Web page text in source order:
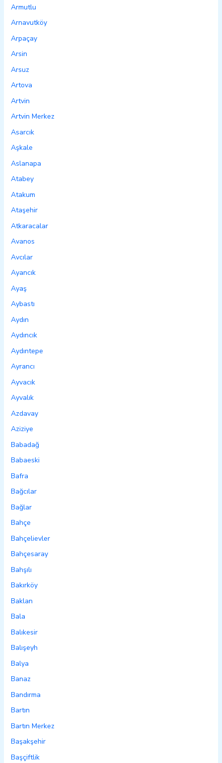
Armutlu
Arnavutköy
Arpaçay
Arsin
Arsuz
Artova
Artvin
Artvin Merkez
Asarcık
Aşkale
Aslanapa
Atabey
Atakum
Ataşehir
Atkaracalar
Avanos
Avcılar
Ayancık
Ayaş
Aybastı
Aydın
Aydıncık
Aydıntepe
Ayrancı
Ayvacık
Ayvalık
Azdavay
Aziziye
Babadağ
Babaeski
Bafra
Bağcılar
Bağlar
Bahçe
Bahçelievler
Bahçesaray
Bahşılı
Bakırköy
Baklan
Bala
Balıkesir
Balışeyh
Balya
Banaz
Bandırma
Bartın
Bartın Merkez
Başakşehir
Başçiftlik